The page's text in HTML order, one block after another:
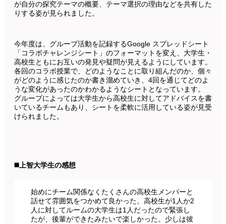
が自分の探究テーマの概要、テーマ選択の理由などを共有した
りする姿が見られました。
今年度は、グループ活動を記録するGoogle スプレッドシート
「コラボチャレンジシート」のフォーマットを変え、大学生・
高校生ともにお互いの発見や疑問が見えるようにしています。
各回のコラボ授業で、どのようなことに取り組んだのか、個々
がどのように感じたのか書き溜めていき、4回を通じてどのよ
うな変化があったのかわかるようなシートとなっています。
グループによっては大学生から高校生に対してアドバイスを書
いているチームもあり、シートを柔軟に活用している姿が見受
けられました。
◼️上智大学生の感想
始めにチーム関係なくたくさんの高校生メンバーと
話せて雰囲気をつかめて良かった。高校生が1人か2
人に対してルームの大学生は1人だったので緊張し
たが、後輩ができたみたいで楽しかった。少しは彼